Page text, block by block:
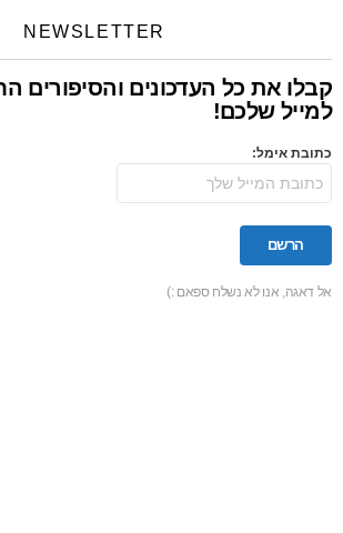
NEWSLETTER
קבלו את כל העדכונים והסיפורים
למייל שלכם!
כתובת אימל:
אל דאגה, אנו לא נשלח ספאם :)